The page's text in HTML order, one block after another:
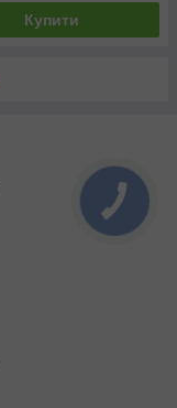
Купити